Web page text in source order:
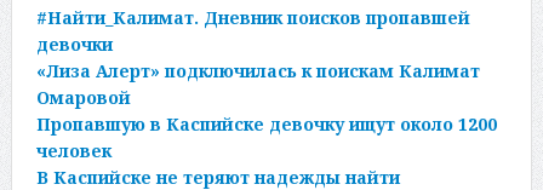
#Найти_Калимат. Дневник поисков пропавшей
девочки
«Лиза Алерт» подключилась к поискам Калимат
Омаровой
Пропавшую в Каспийске девочку ищут около 1200
человек
В Каспийске не теряют надежды найти